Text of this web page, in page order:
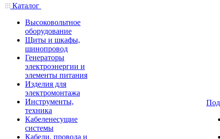
Каталог
Высоковольтное
оборудование
Щиты и шкафы,
шинопровод
Генераторы
электроэнергии и
элементы питания
Изделия для
электромонтажа
Инструменты,
техника
Кабеленесущие
системы
Кабели, провода и